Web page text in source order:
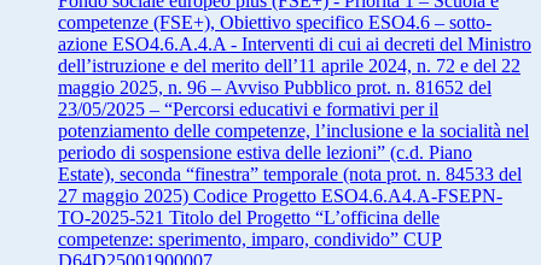
competenze (FSE+), Obiettivo specifico ESO4.6 – sotto-
azione ESO4.6.A.4.A - Interventi di cui ai decreti del Ministro
dell’istruzione e del merito dell’11 aprile 2024, n. 72 e del 22
maggio 2025, n. 96 – Avviso Pubblico prot. n. 81652 del
23/05/2025 – “Percorsi educativi e formativi per il
potenziamento delle competenze, l’inclusione e la socialità nel
periodo di sospensione estiva delle lezioni” (c.d. Piano
Estate), seconda “finestra” temporale (nota prot. n. 84533 del
27 maggio 2025) Codice Progetto ESO4.6.A4.A-FSEPN-
TO-2025-521 Titolo del Progetto “L’officina delle
competenze: sperimento, imparo, condivido” CUP
D64D25001900007